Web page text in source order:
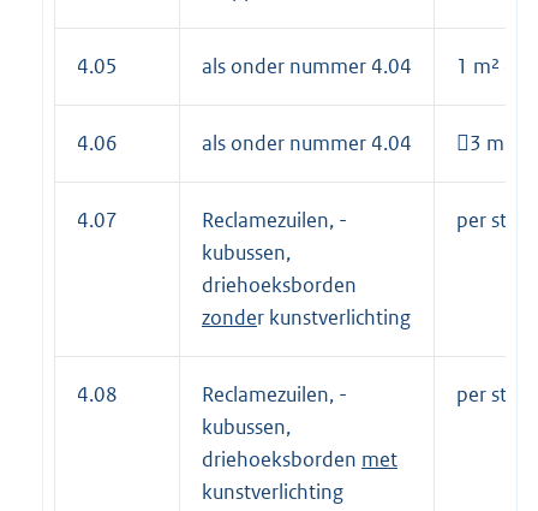
4.05 als onder nummer 4.04 1 m²
4.06 als onder nummer 4.04 3 m²
4.07
Reclamezuilen, -
kubussen,
driehoeksborden
zonder kunstverlichting
per stuk
4.08
Reclamezuilen, -
kubussen,
driehoeksborden met
kunstverlichting
per stuk